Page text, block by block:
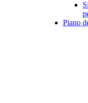
Piano